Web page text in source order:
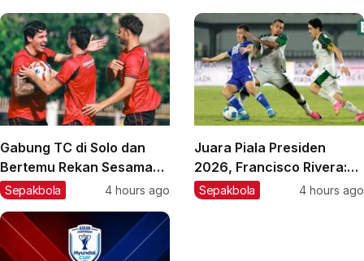
Gabung TC di Solo dan
Bertemu Rekan Sesama
Spanyol, Sergio Castel
Persik
Sepakbola 4 hours ago
Juara Piala Presiden
2026, Francisco Rivera:
Kini Persebaya Lebih
Sepakbola 4 hours ago